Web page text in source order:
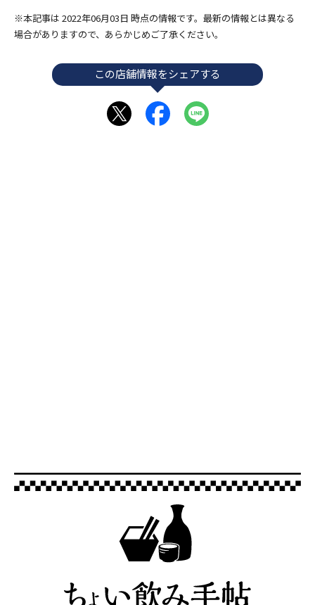
※本記事は 2022年06月03日 時点の情報です。最新の情報とは異なる
場合がありますので、あらかじめご了承ください。
この店舗情報をシェアする